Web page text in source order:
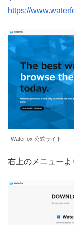
https://
Waterfox 公式サイト
右上のメニューよ